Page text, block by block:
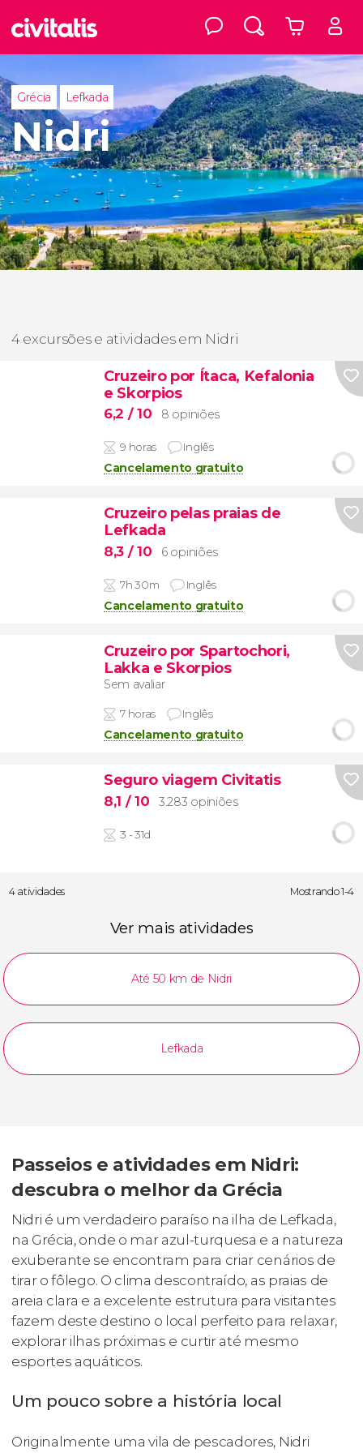
Grécia Lefkada
Nidri
4 excursões e atividades em Nidri
Cruzeiro por Ítaca, Kefalonia
e Skorpios
6,2 / 10 8 opiniões
9 horas Inglês
Cancelamento gratuito
Cruzeiro pelas praias de
Lefkada
8,3 / 10 6 opiniões
7h 30m Inglês
Cancelamento gratuito
Cruzeiro por Spartochori,
Lakka e Skorpios
Sem avaliar
7 horas Inglês
Cancelamento gratuito
Seguro viagem Civitatis
8,1 / 10 3.283 opiniões
3 - 31d
4 atividades Mostrando 1-4
Ver mais atividades
Até 50 km de Nidri
Lefkada
Passeios e atividades em Nidri:
descubra o melhor da Grécia
Nidri é um verdadeiro paraíso na ilha de Lefkada,
na Grécia, onde o mar azul-turquesa e a natureza
exuberante se encontram para criar cenários de
tirar o fôlego. O clima descontraído, as praias de
areia clara e a excelente estrutura para visitantes
fazem deste destino o local perfeito para relaxar,
explorar ilhas próximas e curtir até mesmo
esportes aquáticos.
Um pouco sobre a história local
Originalmente uma vila de pescadores, Nidri